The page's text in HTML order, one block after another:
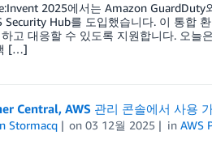
2025에서는 Amazon
Security Hub를 도입했습니다. 이 통합
고 대응할 수 있도록 지원합니다. 오늘
[…]
Central, AWS 관리 콘솔에서 사용
Stormacq on03 12월 2025 inAWS